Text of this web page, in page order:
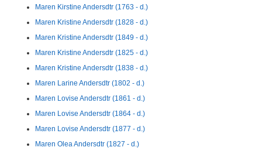
Maren Kirstine Andersdtr (1763 - d.)
Maren Kristine Andersdtr (1828 - d.)
Maren Kristine Andersdtr (1849 - d.)
Maren Kristine Andersdtr (1825 - d.)
Maren Kristine Andersdtr (1838 - d.)
Maren Larine Andersdtr (1802 - d.)
Maren Lovise Andersdtr (1861 - d.)
Maren Lovise Andersdtr (1864 - d.)
Maren Lovise Andersdtr (1877 - d.)
Maren Olea Andersdtr (1827 - d.)